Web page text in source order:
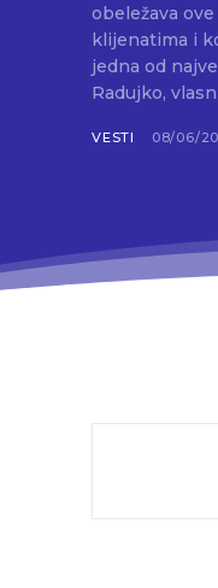
obeležava
klijenatima i
jedna od najvećih i
Radujko,
VESTI 08/06/